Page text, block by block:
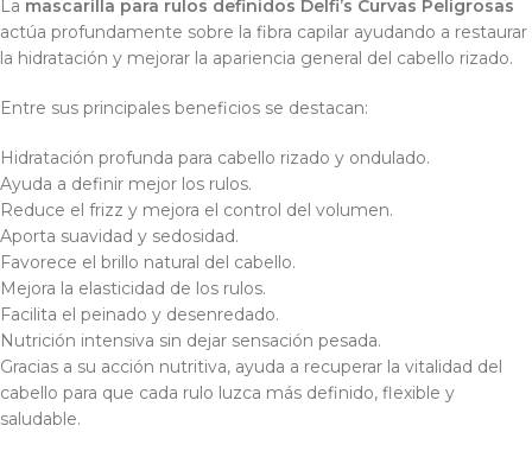
La mascarilla para rulos definidos Delfi’s Curvas Peligrosas
actúa profundamente sobre la fibra capilar ayudando a restaurar
la hidratación y mejorar la apariencia general del cabello rizado.
Entre sus principales beneficios se destacan:
Hidratación profunda para cabello rizado y ondulado.
Ayuda a definir mejor los rulos.
Reduce el frizz y mejora el control del volumen.
Aporta suavidad y sedosidad.
Favorece el brillo natural del cabello.
Mejora la elasticidad de los rulos.
Facilita el peinado y desenredado.
Nutrición intensiva sin dejar sensación pesada.
Gracias a su acción nutritiva, ayuda a recuperar la vitalidad del
cabello para que cada rulo luzca más definido, flexible y
saludable.